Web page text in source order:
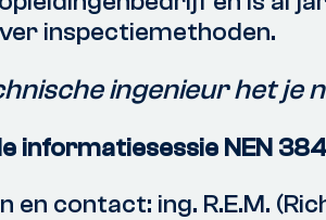
inspectiemethoden.
ingenieur het je
informatiesessie NEN
contact: ing. R.E.M.